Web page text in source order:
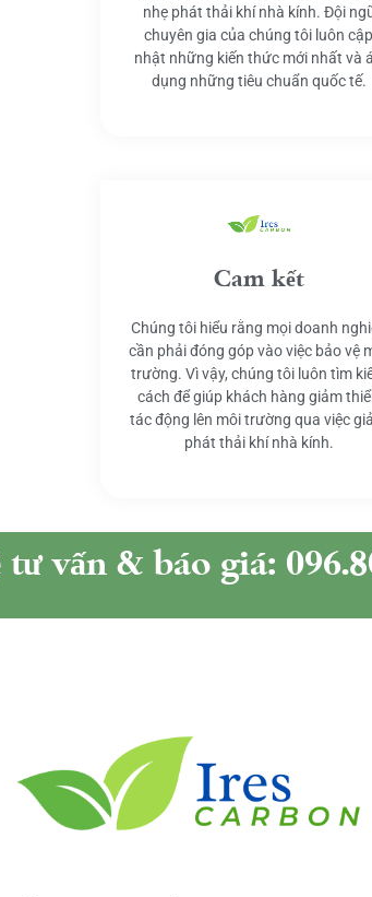
nhẹ phát thải khí nhà kính. Đội
chuyên gia của chúng tôi luôn cập
nhật những kiến thức mới nhất và
dụng những tiêu chuẩn quốc tế.
Cam kết
Chúng tôi hiểu rằng mọi doanh
cần phải đóng góp vào việc bảo vệ
trường. Vì vậy, chúng tôi luôn tìm
cách để giúp khách hàng giảm
tác động lên môi trường qua việc
phát thải khí nhà kính.
vấn & báo giá: